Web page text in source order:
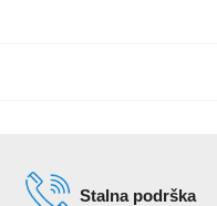
Stalna podrška